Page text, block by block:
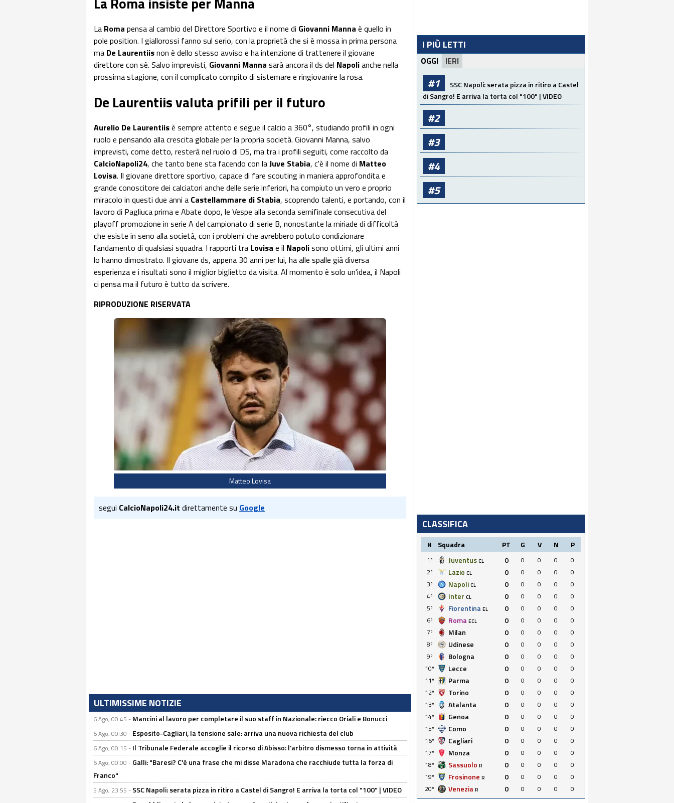
La Roma pensa al cambio del Direttore Sportivo e il nome di Giovanni Manna è quello in
pole position. I giallorossi fanno sul serio, con la proprietà che si è mossa in prima persona
ma De Laurentiisnon è dello stesso avviso e ha intenzione di trattenere il giovane
direttore con sè. Salvo imprevisti, Giovanni Manna sarà ancora il ds del Napolianche nella
prossima stagione, con il complicato compito di sistemare e ringiovanire la rosa.
De Laurentiis valuta prifili per il futuro
Aurelio De Laurentiisè sempre attento e segue il calcio a 360°, studiando profili in ogni
ruolo e pensando alla crescita globale per la propria società. Giovanni Manna, salvo
imprevisti, come detto, resterà nel ruolo di DS, ma tra i profili seguiti, come raccolto da
CalcioNapoli24, che tanto bene sta facendo con laJuve Stabia, c'è il nome di Matteo
Lovisa. Il giovane direttore sportivo, capace di fare scouting in maniera approfondita e
grande conoscitore dei calciatori anche delle serie inferiori, ha compiuto un vero e proprio
miracolo in questi due anni a Castellammare di Stabia, scoprendo talenti, e portando, con il
lavoro di Pagliuca prima e Abate dopo, le Vespe alla seconda semifinale consecutiva del
playoff promozione in serie A del campionato di serie B, nonostante la miriade di difficoltà
che esiste in seno alla società, con i problemi che avrebbero potuto condizionare
l'andamento di qualsiasi squadra. I rapporti tra Lovisa e il Napolisono ottimi, gli ultimi anni
lo hanno dimostrato. Il giovane ds, appena 30 anni per lui, ha alle spalle già diversa
esperienza e i risultati sono il miglior biglietto da visita. Al momento è solo un'idea, il Napoli
ci pensa ma il futuro è tutto da scrivere.
RIPRODUZIONE RISERVATA
Matteo Lovisa
segui CalcioNapoli24.it direttamente su Google
ULTIMISSIME NOTIZIE
6 Ago, 00:45 - Mancini al lavoro per completare il suo staff in Nazionale: riecco Oriali e Bonucci
6 Ago, 00:30 - Esposito-Cagliari, la tensione sale: arriva una nuova richiesta del club
6 Ago, 00:15 - Il Tribunale Federale accoglie il ricorso di Abisso: l'arbitro dismesso torna in attività
6 Ago, 00:00 - Galli: "Baresi? C'è una frase che mi disse Maradona che racchiude tutta la forza di
Franco"
5 Ago, 23:55 - SSC Napoli: serata pizza in ritiro a Castel di Sangro! E arriva la torta col "100" | VIDEO
I PIÙ LETTI
OGGI IERI
#1
SSC Napoli: serata pizza in ritiro a Castel
di Sangro! E arriva la torta col "100" | VIDEO
#2
#3
#4
#5
CLASSIFICA
# Squadra PT G V N P
1º Juventus CL 0 0 0 0
0
2º
Lazio CL 0 0 0 0
0
3º
Napoli CL 0 0 0 0
0
4º
Inter CL 0 0 0 0
0
5º
Fiorentina EL 0 0 0 0
0
6º
Roma ECL 0 0 0 0
0
7º
Milan 0 0 0 0
0
8º
Udinese 0 0 0 0
0
9º
Bologna 0 0 0 0
0
10º
Lecce 0 0 0 0
0
11º
Parma 0 0 0 0
0
12º
Torino 0 0 0 0
0
13º
Atalanta 0 0 0 0
0
14º
Genoa 0 0 0 0
0
15º
Como 0 0 0 0
0
16º
Cagliari 0 0 0 0
0
17º
Monza 0 0 0 0
0
18º
Sassuolo R 0 0 0 0
0
19º
Frosinone R 0 0 0 0
0
20º
Venezia R 0 0 0 0 0